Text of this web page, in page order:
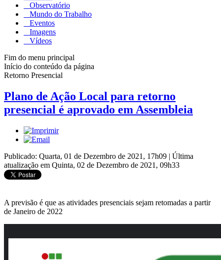
Observatório
Mundo do Trabalho
Eventos
Imagens
Vídeos
Fim do menu principal
Início do conteúdo da página
Retorno Presencial
Plano de Ação Local para retorno
presencial é aprovado em Assembleia
Publicado: Quarta, 01 de Dezembro de 2021, 17h09 | Última
atualização em Quinta, 02 de Dezembro de 2021, 09h33
A previsão é que as atividades presenciais sejam retomadas a partir
de Janeiro de 2022